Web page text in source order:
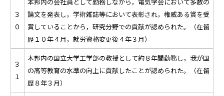
３
０
論文を発表し，学術雑誌等において表彰され，権威ある賞を受
賞していることから，研究分野での貢献が認められた。（在留
歴１０年４月，就労資格変更後４年３月）
３
１
本邦内の国立大学工学部の教授として約８年間勤務し，我が国
の高等教育の水準の向上に貢献したことが認められた。（在留
歴８年３月）